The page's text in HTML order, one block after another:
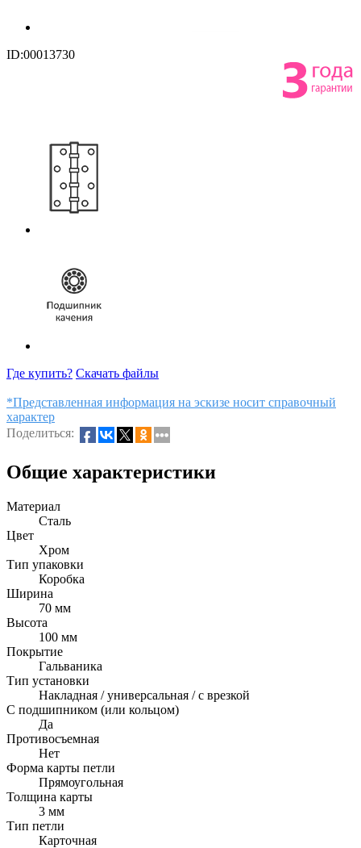
ID:00013730
Где купить? Скачать файлы
*Представленная информация на эскизе носит справочный
характер
Поделиться:
Общие характеристики
Материал
Сталь
Цвет
Хром
Тип упаковки
Коробка
Ширина
70 мм
Высота
100 мм
Покрытие
Гальваника
Тип установки
Накладная / универсальная / с врезкой
С подшипником (или кольцом)
Да
Противосъемная
Нет
Форма карты петли
Прямоугольная
Толщина карты
3 мм
Тип петли
Карточная